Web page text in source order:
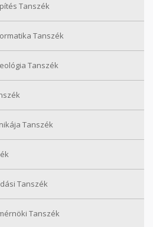
Tanszék
Tanszék
Tanszék
Tanszék
Tanszék
Tanszék